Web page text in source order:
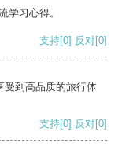
学习心得。
支持[0] 反对[0]
受到高品质的旅行体
支持[0] 反对[0]